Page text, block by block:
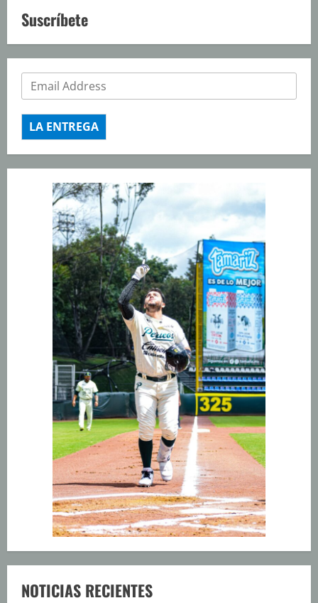
Suscríbete
LA ENTREGA
NOTICIAS RECIENTES